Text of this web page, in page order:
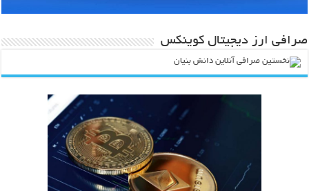
صرافی ارز دیجیتال کوینکس